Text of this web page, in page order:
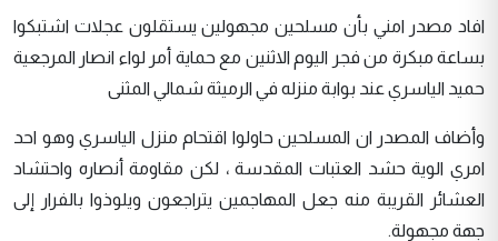
افاد مصدر امني بأن مسلحين مجهولين يستقلون عجلات اشتبكوا
بساعة مبكرة من فجر اليوم الاثنين مع حماية أمر لواء انصار المرجعية
حميد الياسري عند بوابة منزله في الرميثة شمالي المثنى
وأضاف المصدر ان المسلحين حاولوا اقتحام منزل الياسري وهو احد
امري الوية حشد العتبات المقدسة ، لكن مقاومة أنصاره واحتشاد
العشائر القريبة منه جعل المهاجمين يتراجعون ويلوذوا بالفرار إلى
جهة مجهولة.